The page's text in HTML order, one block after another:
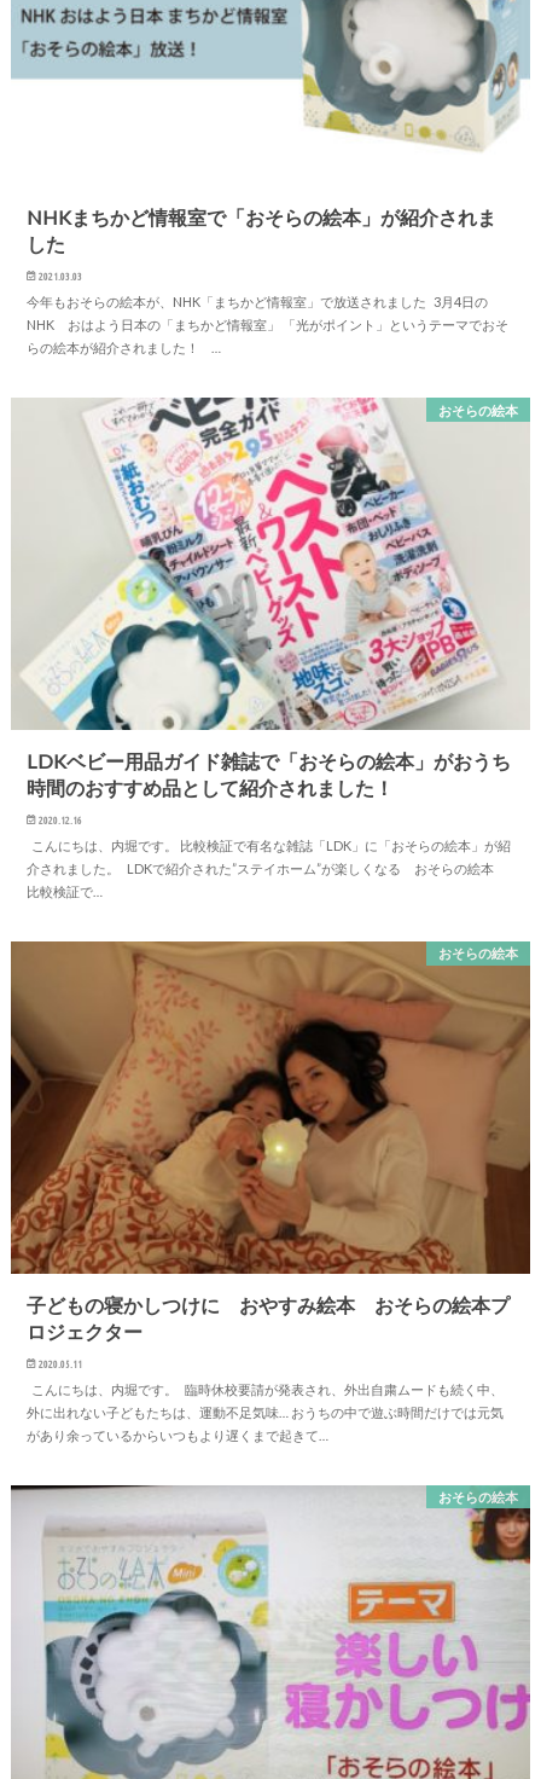
NHKまちかど情報室で「おそらの絵本」が紹介されま
した
2021.03.03
今年もおそらの絵本が、NHK「まちかど情報室」で放送されました 3月4日の
NHK おはよう日本の「まちかど情報室」 「光がポイント」というテーマでおそ
らの絵本が紹介されました！ …
おそらの絵本
LDKベビー用品ガイド雑誌で「おそらの絵本」がおうち
時間のおすすめ品として紹介されました！
2020.12.16
こんにちは、内堀です。 比較検証で有名な雑誌「LDK」に「おそらの絵本」が紹
介されました。 LDKで紹介された”ステイホーム”が楽しくなる おそらの絵本
比較検証で…
おそらの絵本
子どもの寝かしつけに おやすみ絵本 おそらの絵本プ
ロジェクター
2020.05.11
こんにちは、内堀です。 臨時休校要請が発表され、外出自粛ムードも続く中、
外に出れない子どもたちは、運動不足気味… おうちの中で遊ぶ時間だけでは元気
があり余っているからいつもより遅くまで起きて…
おそらの絵本